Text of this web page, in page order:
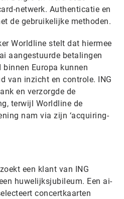
netwerk. Authenticatie en
de gebruikelijke methoden.
Worldline stelt dat hiermee
aangestuurde betalingen
Europa kunnen
van inzicht en controle. ING
en verzorgde de
terwijl Worldline de
nam via zijn ‘acquiring-
een klant van ING
huwelijksjubileum. Een ai-
concertkaarten